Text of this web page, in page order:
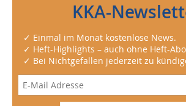
KKA-
✓ Einmal im Monat kostenlose News.
✓ Heft-Highlights – auch ohne Heft-
✓ Bei Nichtgefallen jederzeit zu